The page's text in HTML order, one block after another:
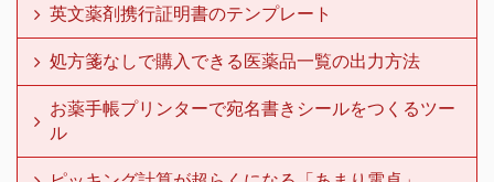
英文薬剤携行証明書のテンプレート
処方箋なしで購入できる医薬品一覧の出力方法
お薬手帳プリンターで宛名書きシールをつくるツー
ル